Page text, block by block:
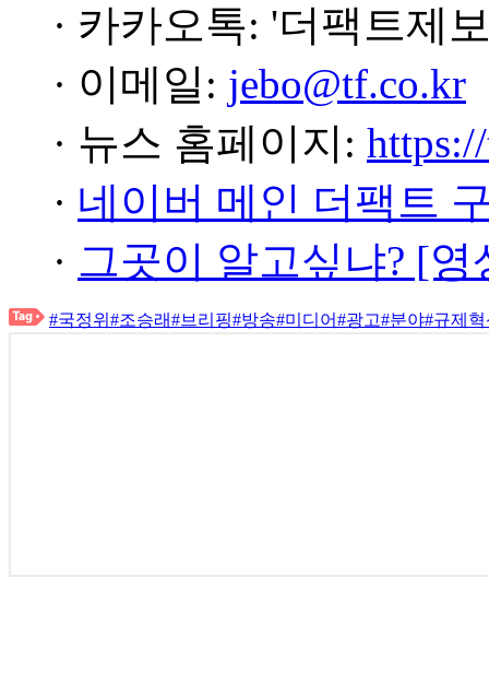
· 카카오톡: '더팩트제
· 이메일: jebo@tf.co.kr
· 뉴스 홈페이지:
· 네이버 메인 더팩트
· 그곳이 알고싶냐? [
#국정위 #조승래#브리핑#방송#미디어#광고#분야#규제혁